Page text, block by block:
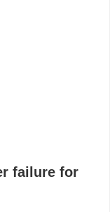
failure for